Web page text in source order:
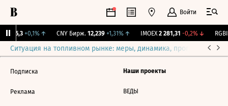
Войти
115,3 +0,1%↑ CNY Бирж. 12,239 +1,31%↑ IMOEX 2 281,31 -0,2%↓
Ситуация на топливном рынке: меры, динамика, прогнозы
Подписка
Реклама
Наши проекты
ВЕДЫ